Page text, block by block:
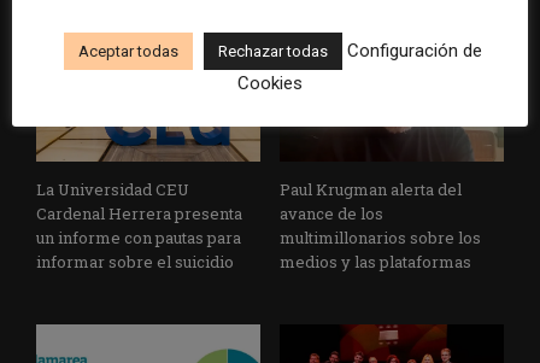
La Universidad CEU
Cardenal Herrera presenta
un informe con pautas para
informar sobre el suicidio
Paul Krugman alerta del
avance de los
multimillonarios sobre los
medios y las plataformas
Aceptar todas Rechazar todas
Configuración de
Cookies